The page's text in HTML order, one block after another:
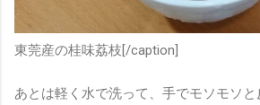
東莞産の桂味荔枝[/caption]
あとは軽く水で洗って、手でモソモソ